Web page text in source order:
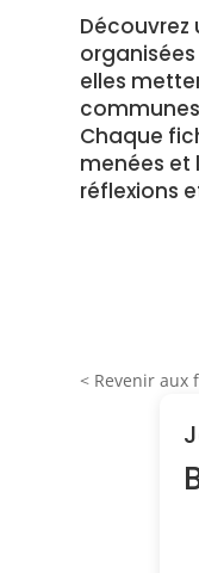
Découvrez
elles
Chaque
menées et
réflexions
< Revenir aux